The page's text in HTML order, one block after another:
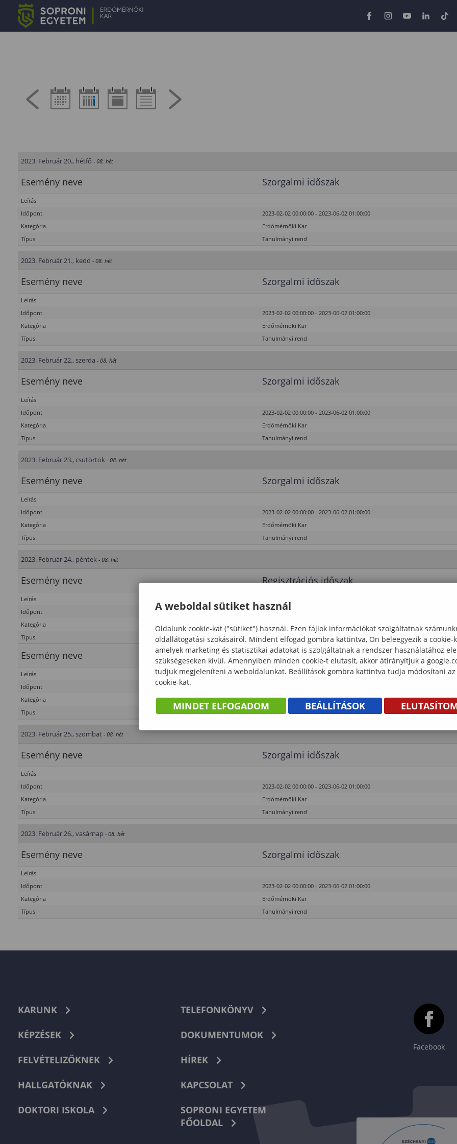
2023. Február 20., hétfő - 08. hét
Esemény neve Szorgalmi időszak
Leírás
Időpont
2023-02-02 00:00:00 - 2023-06-02 01:00:00
Kategória
Erdőmérnöki Kar
Típus
Tanulmányi rend
2023. Február 21., kedd - 08. hét
Esemény neve Szorgalmi időszak
Leírás
Időpont
2023-02-02 00:00:00 - 2023-06-02 01:00:00
Kategória
Erdőmérnöki Kar
Típus
Tanulmányi rend
2023. Február 22., szerda - 08. hét
Esemény neve Szorgalmi időszak
Leírás
Időpont
2023-02-02 00:00:00 - 2023-06-02 01:00:00
Kategória
Erdőmérnöki Kar
Típus
Tanulmányi rend
2023. Február 23., csütörtök - 08. hét
Esemény neve Szorgalmi időszak
Leírás
Időpont
2023-02-02 00:00:00 - 2023-06-02 01:00:00
Kategória
Erdőmérnöki Kar
Típus
Tanulmányi rend
2023. Február 24., péntek - 08. hét
Esemény neve Regisztrációs időszak
Leírás
Időpont
2023-02-01 00:00:00 - 2023-02-24 23:55:00
Kategória
Erdőmérnöki Kar
Típus
Tanulmányi rend
Esemény neve Szorgalmi időszak
Leírás
Időpont
Kategória
Erdőmérnöki Kar
Típus
Tanulmányi rend
2023. Február 25., szombat - 08. hét
Esemény neve Szorgalmi időszak
Leírás
Időpont
2023-02-02 00:00:00 - 2023-06-02 01:00:00
Kategória
Erdőmérnöki Kar
Típus
Tanulmányi rend
2023. Február 26., vasárnap - 08. hét
Esemény neve Szorgalmi időszak
Leírás
Időpont
2023-02-02 00:00:00 - 2023-06-02 01:00:00
Kategória
Erdőmérnöki Kar
Típus
Tanulmányi rend
KARUNK
KÉPZÉSEK
FELVÉTELIZŐKNEK
HALLGATÓKNAK
DOKTORI ISKOLA
TELEFONKÖNYV
DOKUMENTUMOK
HÍREK
KAPCSOLAT
SOPRONI EGYETEM
FŐOLDAL
Facebook
A weboldal sütiket használ
Oldalunk cookie-kat ("sütiket") használ. Ezen fájlok információkat szolgáltatnak
oldallátogatási szokásairól. Mindent elfogad gombra kattintva, Ön beleegyezik a cookie-
amelyek marketing és statisztikai adatokat is szolgáltatnak a rendszer használatához
szükségeseken kívül. Amennyiben minden cookie-t elutasít, akkor átirányítjuk a
tudjuk megjeleníteni a weboldalunkat. Beállítások gombra kattintva tudja módosítani
cookie-kat.
MINDET ELFOGADOM BEÁLLÍTÁSOK